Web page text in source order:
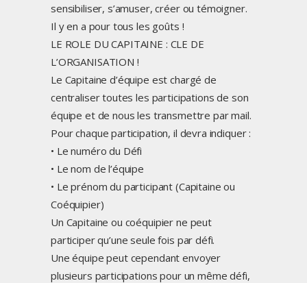
sensibiliser, s’amuser, créer ou témoigner.
Il y en a pour tous les goûts !
LE ROLE DU CAPITAINE : CLE DE
L’ORGANISATION !
Le Capitaine d’équipe est chargé de
centraliser toutes les participations de son
équipe et de nous les transmettre par mail.
Pour chaque participation, il devra indiquer :
• Le numéro du Défi
• Le nom de l’équipe
• Le prénom du participant (Capitaine ou
Coéquipier)
Un Capitaine ou coéquipier ne peut
participer qu’une seule fois par défi.
Une équipe peut cependant envoyer
plusieurs participations pour un même défi,